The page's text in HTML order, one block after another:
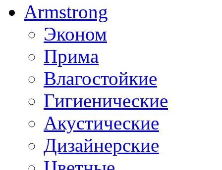
Armstrong
Эконом
Прима
Влагостойкие
Гигиенические
Акустические
Дизайнерские